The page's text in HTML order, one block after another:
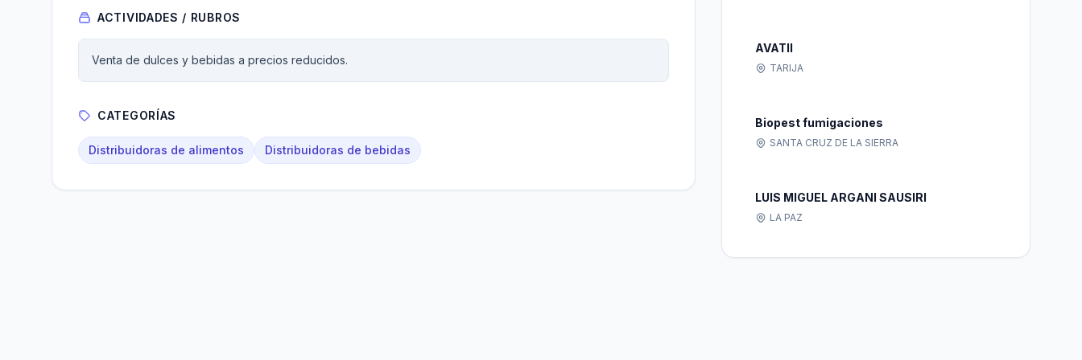
ACTIVIDADES / RUBROS
Venta de dulces y bebidas a precios reducidos.
CATEGORÍAS
Distribuidoras de alimentos Distribuidoras de bebidas
AVATII
TARIJA
Biopest fumigaciones
SANTA CRUZ DE LA SIERRA
LUIS MIGUEL ARGANI SAUSIRI
LA PAZ